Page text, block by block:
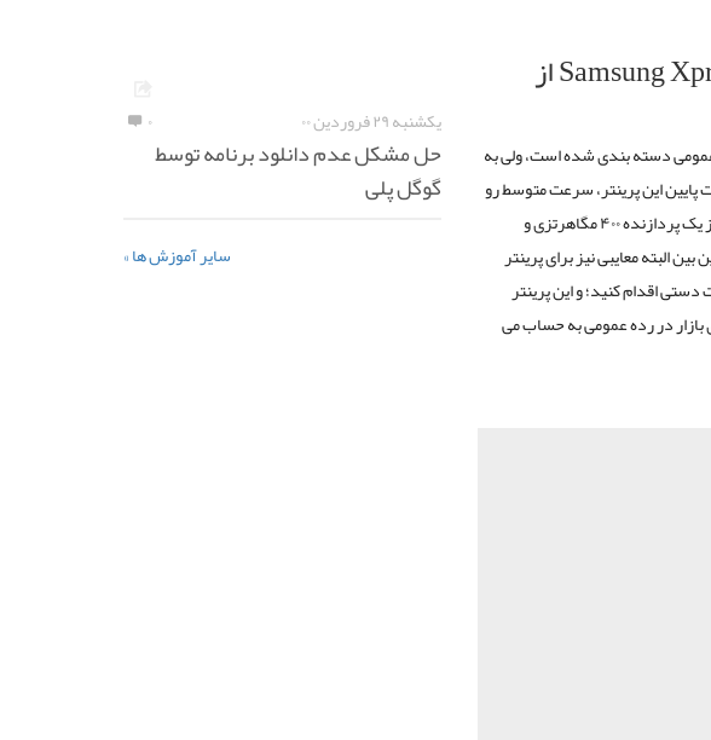
Samsungاز
دسته بندی شده است، ولی به
این پرینتر، سرعت متوسط رو
به بالای آن در چاپ که به حدود ۲۰ کاغذ در دقیقه می رسد، بهره مندی از یک پردازنده ۴۰۰ مگاهرتزی و
این بین البته معایبی نیز برای پرینتر
چاپ ۲ رو باید به صورت دستی اقدام کنید؛ و این پرینتر
بازار در رده عمومی به حساب می
یکشنبه ۲۹ فروردین ۰۰ ۰
حل مشکل عدم دانلود برنامه توسط
گوگل پلی
سایر آموزش ها »